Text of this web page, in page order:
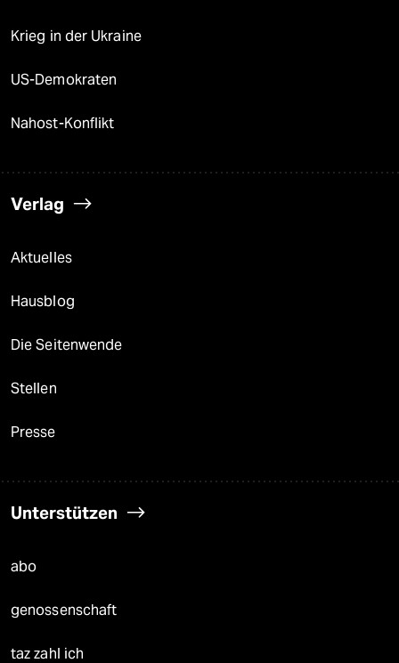
Krieg in der Ukraine
US-Demokraten
Nahost-Konflikt
Verlag
Aktuelles
Hausblog
Die Seitenwende
Stellen
Presse
Unterstützen
abo
genossenschaft
taz zahl ich